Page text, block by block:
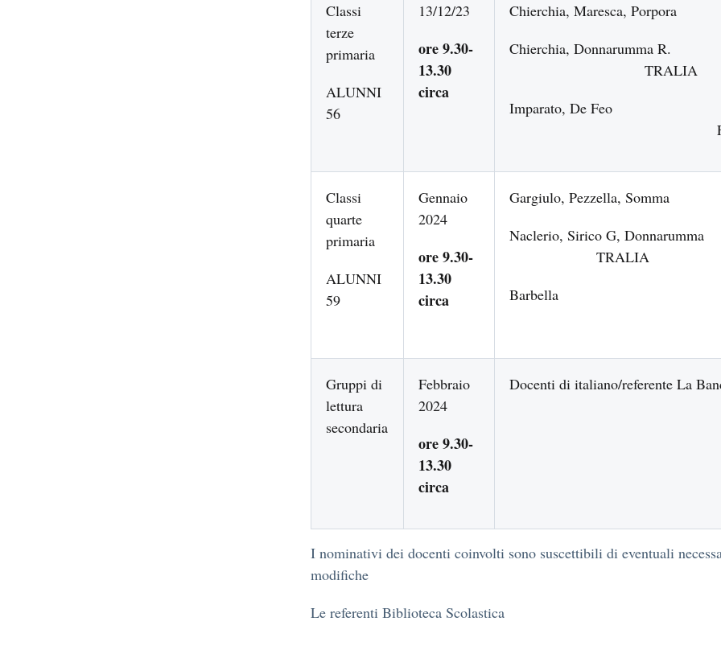
Classi
terze
primaria
ALUNNI
56
13/12/23
ore 9.30-
13.30
circa
Chierchia, Maresca,
Chierchia, Donnarumma R.
TRALIA
Imparato, De Feo
Classi
quarte
primaria
ALUNNI
59
Gennaio
2024
ore 9.30-
13.30
circa
Gargiulo, Pezzella,
Naclerio, Sirico G, Donnarumma
Barbella
Gruppi di
lettura
secondaria
Febbraio
2024
ore 9.30-
13.30
circa
Docenti di italiano/referente La
I nominativi dei docenti coinvolti sono suscettibili di eventuali
modifiche
Le referenti Biblioteca Scolastica